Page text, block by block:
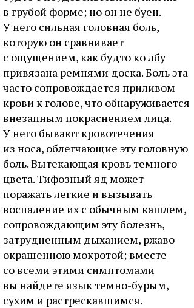
в грубой форме; но он не буен.
У него сильная головная боль,
которую он сравнивает
с ощущением, как будто ко лбу
привязана ремнями доска. Боль эта
часто сопровождается приливом
крови к голове, что обнаруживается
внезапным покраснением лица.
У него бывают кровотечения
из носа, облегчающие эту головную
боль. Вытекающая кровь темного
цвета. Тифозный яд может
поражать легкие и вызывать
воспаление их с обычным кашлем,
сопровождающим эту болезнь,
затрудненным дыханием, ржаво-
окрашенною мокротой; вместе
со всеми этими симптомами
вы найдете язык темно-бурым,
сухим и растрескавшимся.